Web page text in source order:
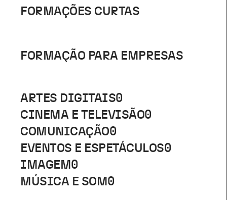
FORMAÇÕES CURTAS
FORMAÇÃO PARA EMPRESAS
ARTES DIGITAIS0
CINEMA E TELEVISÃO0
COMUNICAÇÃO0
EVENTOS E ESPETÁCULOS0
IMAGEM 0
MÚSICA E SOM 0